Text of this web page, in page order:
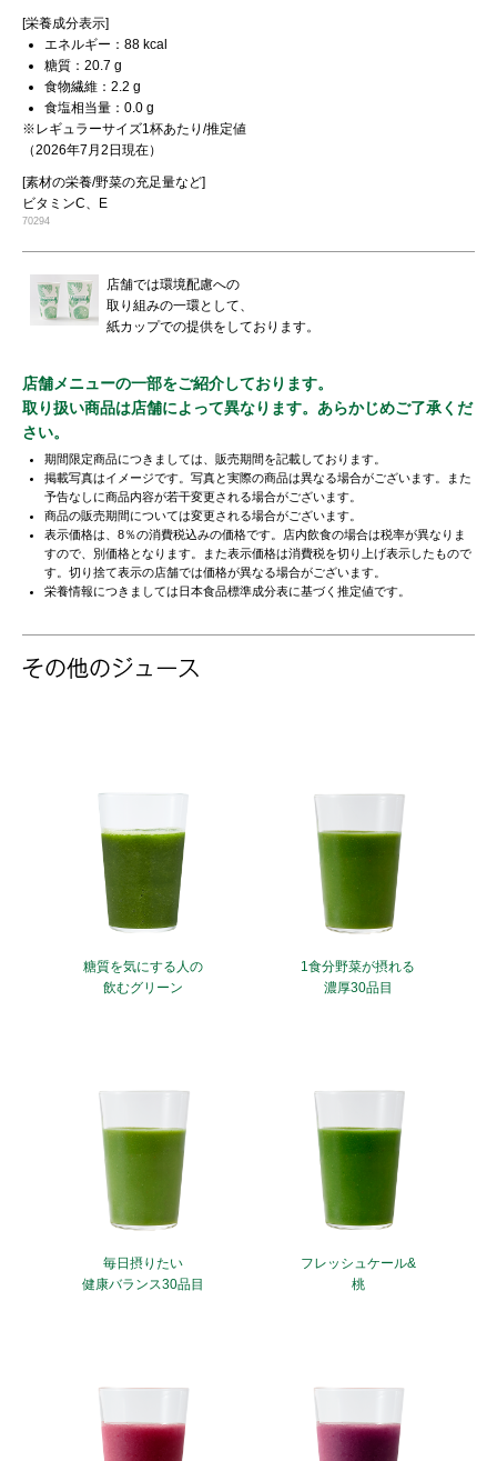
[栄養成分表示]
エネルギー：88 kcal
糖質：20.7 g
食物繊維：2.2 g
食塩相当量：0.0 g
※レギュラーサイズ1杯あたり/推定値
（2026年7月2日現在）
[素材の栄養/野菜の充足量など]
ビタミンC、E
70294
店舗では環境配慮への
取り組みの一環として、
紙カップでの提供をしております。
店舗メニューの一部をご紹介しております。
取り扱い商品は店舗によって異なります。あらかじめご了承くだ
さい。
期間限定商品につきましては、販売期間を記載しております。
掲載写真はイメージです。写真と実際の商品は異なる場合がございます。また
予告なしに商品内容が若干変更される場合がございます。
商品の販売期間については変更される場合がございます。
表示価格は、8％の消費税込みの価格です。店内飲食の場合は税率が異なりま
すので、別価格となります。また表示価格は消費税を切り上げ表示したもので
す。切り捨て表示の店舗では価格が異なる場合がございます。
栄養情報につきましては日本食品標準成分表に基づく推定値です。
糖質を気にする人の
飲むグリーン
1食分野菜が摂れる
濃厚30品目
毎日摂りたい
健康バランス30品目
フレッシュケール&
桃